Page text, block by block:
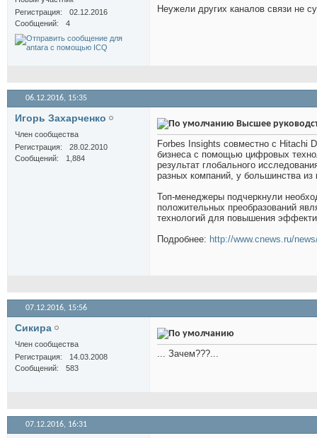
Регистрация
02.12.2016
Сообщений
4
Неужели других каналов связи не
06.12.2016, 15:35
Игорь Захарченко
Член сообщества
Регистрация
28.02.2010
Сообщений
1,884
Высшее
Forbes Insights совместно с Hitachi
бизнеса с помощью цифровых
результат глобального
разных компаний, у большинства
Топ-менеджеры подчеркнули
положительных преобразований
технологий для повышения
Подробнее: http://www.cnews.ru/
07.12.2016, 15:56
Сикира
Член сообщества
Регистрация
14.03.2008
Сообщений
583
... Зачем???...
07.12.2016, 16:31